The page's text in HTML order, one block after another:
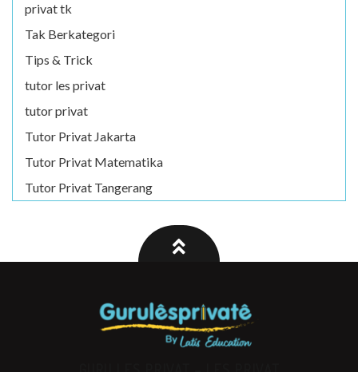
privat tk
Tak Berkategori
Tips & Trick
tutor les privat
tutor privat
Tutor Privat Jakarta
Tutor Privat Matematika
Tutor Privat Tangerang